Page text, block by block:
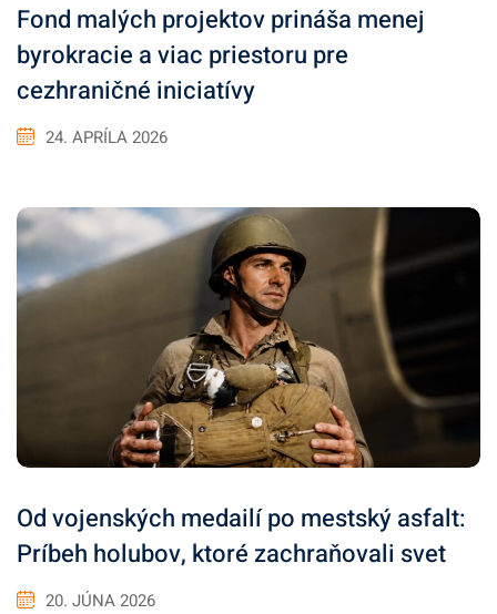
Fond malých projektov prináša menej
byrokracie a viac priestoru pre
cezhraničné iniciatívy
24. APRÍLA 2026
Od vojenských medailí po mestský asfalt:
Príbeh holubov, ktoré zachraňovali svet
20. JÚNA 2026